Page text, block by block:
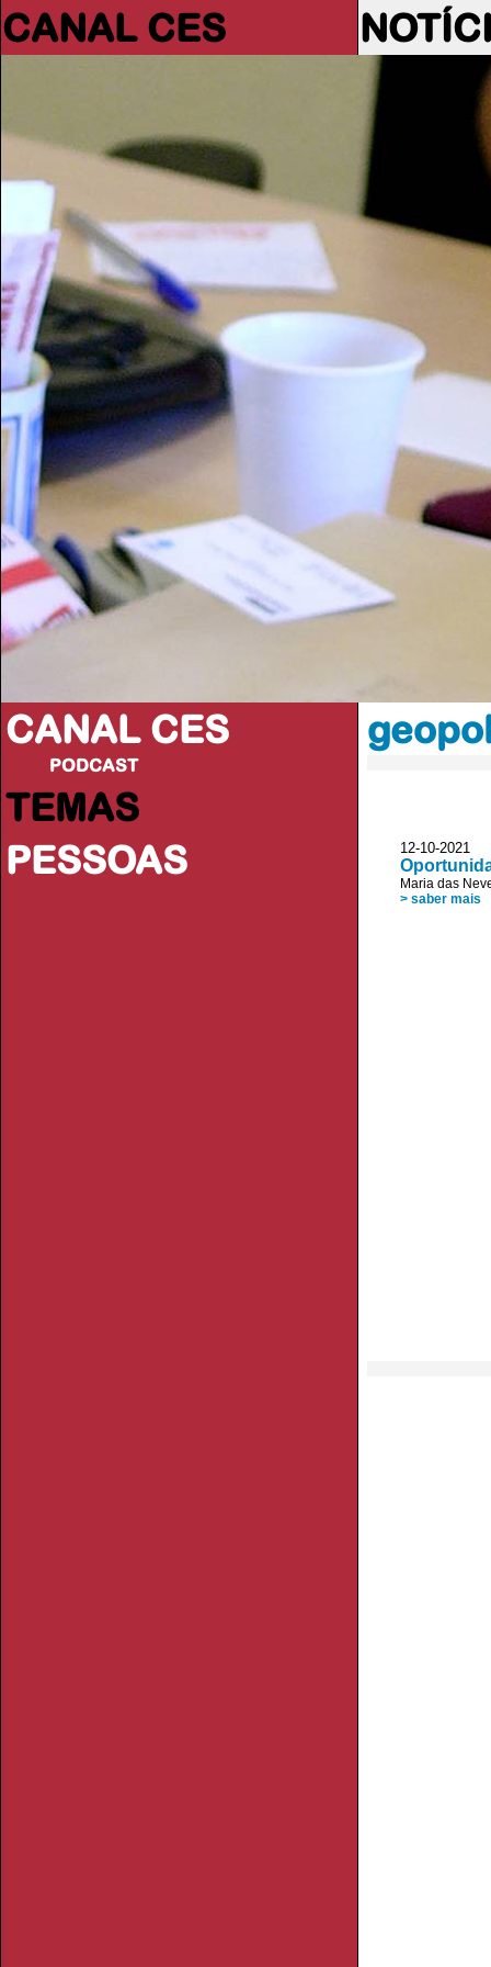
CANAL CES
CANAL CES
PODCAST
TEMAS
PESSOAS
12-10-
Maria das
> saber mais